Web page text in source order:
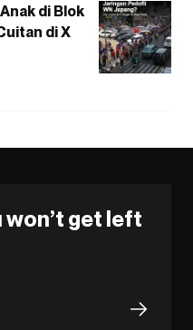
di Blok
di X
won’t get left